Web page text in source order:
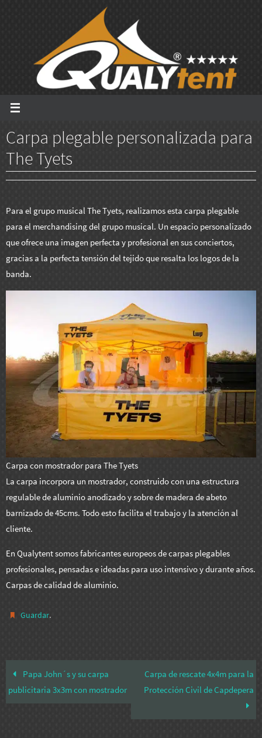
Carpa plegable personalizada para
The Tyets
Para el grupo musical The Tyets, realizamos esta carpa plegable
para el merchandising del grupo musical. Un espacio personalizado
que ofrece una imagen perfecta y profesional en sus conciertos,
gracias a la perfecta tensión del tejido que resalta los logos de la
banda.
Carpa con mostrador para The Tyets
La carpa incorpora un mostrador, construido con una estructura
regulable de aluminio anodizado y sobre de madera de abeto
barnizado de 45cms. Todo esto facilita el trabajo y la atención al
cliente.
En Qualytent somos fabricantes europeos de carpas plegables
profesionales, pensadas e ideadas para uso intensivo y durante años.
Carpas de calidad de aluminio.
Guardar.
Papa John´s y su carpa
publicitaria 3x3m con mostrador
Carpa de rescate 4x4m para la
Protección Civil de Capdepera